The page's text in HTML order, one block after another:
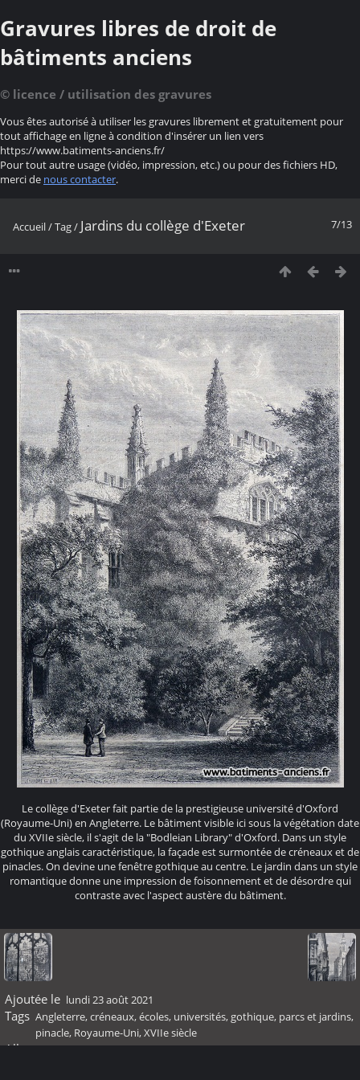
Gravures libres de droit de
bâtiments anciens
© licence / utilisation des gravures
Vous êtes autorisé à utiliser les gravures librement et gratuitement pour
tout affichage en ligne à condition d'insérer un lien vers
https://www.batiments-anciens.fr/
Pour tout autre usage (vidéo, impression, etc.) ou pour des fichiers HD,
merci de nous contacter.
7/13
Accueil/Tag/ Jardins du collège d'Exeter
Le collège d'Exeter fait partie de la prestigieuse université d'Oxford
(Royaume-Uni) en Angleterre. Le bâtiment visible ici sous la végétation date
du XVIIe siècle, il s'agit de la "Bodleian Library" d'Oxford. Dans un style
gothique anglais caractéristique, la façade est surmontée de créneaux et de
pinacles. On devine une fenêtre gothique au centre. Le jardin dans un style
romantique donne une impression de foisonnement et de désordre qui
contraste avec l'aspect austère du bâtiment.
Ajoutée le lundi 23 août 2021
Tags Angleterre,créneaux,écoles, universités, gothique, parcs et jardins,
pinacle, Royaume-Uni,XVIIe siècle
Albums XVIIème siècle